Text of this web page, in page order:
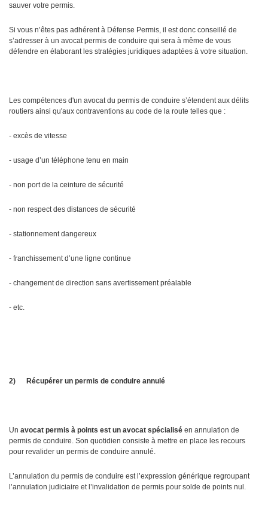
sauver votre permis.
Si vous n’êtes pas adhérent à Défense Permis, il est donc conseillé de
s’adresser à un avocat permis de conduire qui sera à même de vous
défendre en élaborant les stratégies juridiques adaptées à votre situation.
Les compétences d'un avocat du permis de conduire s’étendent aux délits
routiers ainsi qu'aux contraventions au code de la route telles que :
- excès de vitesse
- usage d’un téléphone tenu en main
- non port de la ceinture de sécurité
- non respect des distances de sécurité
- stationnement dangereux
- franchissement d’une ligne continue
- changement de direction sans avertissement préalable
- etc.
2) Récupérer un permis de conduire annulé
Un avocat permis à points est un avocat spécialisé en annulation de
permis de conduire. Son quotidien consiste à mettre en place les recours
pour revalider un permis de conduire annulé.
L’annulation du permis de conduire est l’expression générique regroupant
l’annulation judiciaire et l’invalidation de permis pour solde de points nul.